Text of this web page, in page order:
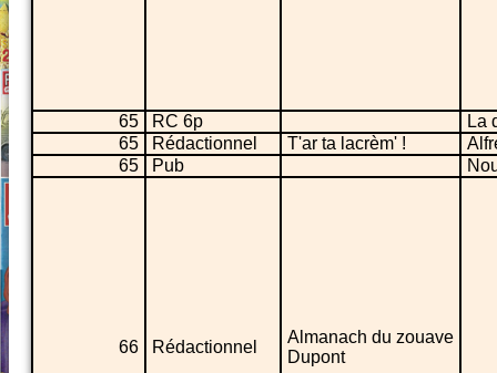
65 RC 6p
La
65
Rédactionnel T'ar ta lacrèm' !
65
Pub
66 Rédactionnel
Almanach du zouave
Dupont